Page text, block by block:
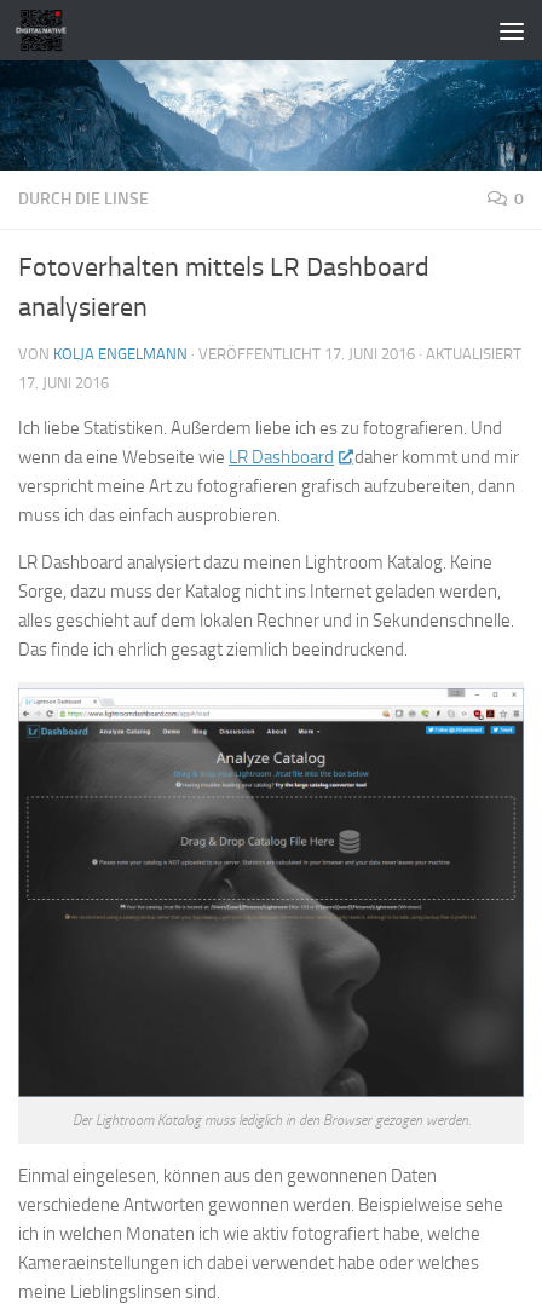
Zum Inhalt springen
DURCH DIE LINSE 0
Fotoverhalten mittels LR Dashboard
analysieren
VON KOLJA ENGELMANN · VERÖFFENTLICHT 17. JUNI 2016 · AKTUALISIERT
17. JUNI 2016
Ich liebe Statistiken. Außerdem liebe ich es zu fotografieren. Und
wenn da eine Webseite wie LR Dashboard
daher kommt und mir
verspricht meine Art zu fotografieren grafisch aufzubereiten, dann
muss ich das einfach ausprobieren.
LR Dashboard analysiert dazu meinen Lightroom Katalog. Keine
Sorge, dazu muss der Katalog nicht ins Internet geladen werden,
alles geschieht auf dem lokalen Rechner und in Sekundenschnelle.
Das finde ich ehrlich gesagt ziemlich beeindruckend.
Der Lightroom Katalog muss lediglich in den Browser gezogen werden.
Einmal eingelesen, können aus den gewonnenen Daten
verschiedene Antworten gewonnen werden. Beispielweise sehe
ich in welchen Monaten ich wie aktiv fotografiert habe, welche
Kameraeinstellungen ich dabei verwendet habe oder welches
meine Lieblingslinsen sind.